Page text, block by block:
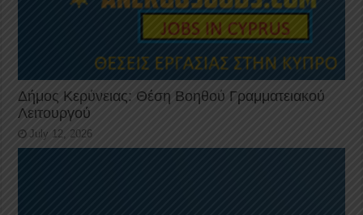
Δήμος Κερύνειας: Θέση Βοηθού Γραμματειακού
Λειτουργού
July 12, 2026